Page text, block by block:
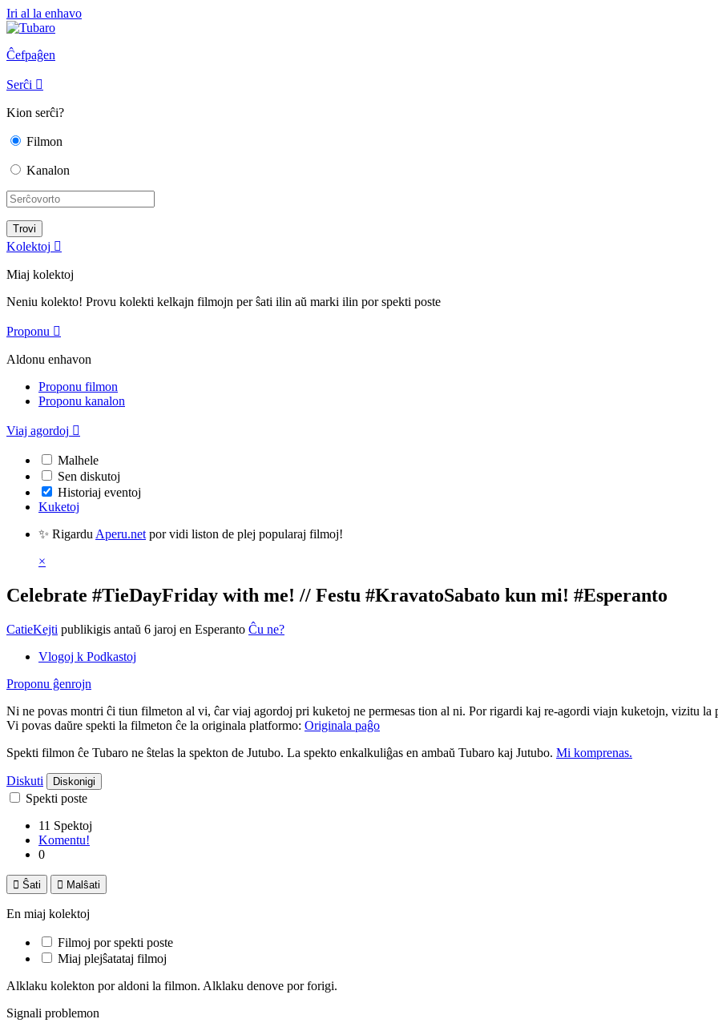
Iri al la enhavo
Ĉefpaĝen
Serĉi 
Kion serĉi?
Filmon
Kanalon
Kolektoj 
Miaj kolektoj
Neniu kolekto! Provu kolekti kelkajn filmojn per ŝati ilin aŭ marki ilin por spekti poste
Proponu 
Aldonu enhavon
Proponu filmon
Proponu kanalon
Viaj agordoj 
Malhele
Sen diskutoj
Historiaj eventoj
Kuketoj
✨ Rigardu Aperu.net por vidi liston de plej popularaj filmoj!
×
Celebrate #TieDayFriday with me! // Festu #KravatoSabato kun mi! #Esperanto
CatieKejti publikigis antaŭ 6 jaroj en Esperanto Ĉu ne?
Vlogoj k Podkastoj
Proponu ĝenrojn
Ni ne povas montri ĉi tiun filmeton al vi, ĉar viaj agordoj pri kuketoj ne permesas tion al ni. Por rigardi kaj re-agordi viajn kuketojn, vizitu la
Vi povas daŭre spekti la filmeton ĉe la originala platformo: Originala paĝo
Spekti filmon ĉe Tubaro ne ŝtelas la spekton de Jutubo. La spekto enkalkuliĝas en ambaŭ Tubaro kaj Jutubo. Mi komprenas.
Diskuti Diskonigi
Spekti poste
11 Spektoj
Komentu!
0
 Ŝati  Malŝati
En miaj kolektoj
Filmoj por spekti poste
Miaj plejŝatataj filmoj
Alklaku kolekton por aldoni la filmon. Alklaku denove por forigi.
Signali problemon